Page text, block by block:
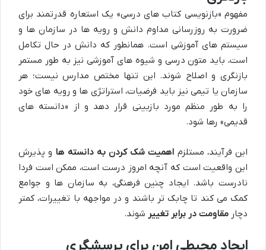
مفهوم «بازنویسی کتاب های درسی» یک استعاره قدرتمند برای
ضرورت به روزرسانی مداوم دانش و رویه ها در سازمان ها و
سیستم های آموزشی است. همانطور که دانش در حال تکامل
است، باید متون درسی و شیوه های آموزشی نیز به طور مستمر
بازنگری و اصلاح شوند. این تنها مختص مدارس نیست؛ هر
سازمان یا تیمی نیز باید فرضیات، استراتژی ها و رویه های خود
را به طور منظم مورد بازبینی قرار دهد و از «دانسته های
قدیمی» رها شود.
این فرآیند، مستلزم اهمیت شک کردن به دانسته ها و پذیرش
این واقعیت است که آنچه امروز درست است، ممکن است فردا
نادرست باشد. ایجاد چنین فرهنگی، به سازمان ها و جوامع
کمک می کند تا چابک تر باشند و در مواجهه با تغییرات، کمتر
دچار مقاومت در برابر تغییر شوند.
ایجاد محیطی امن برای پرسشگری